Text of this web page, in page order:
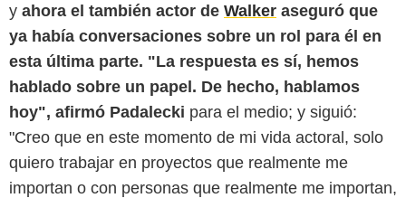
y ahora el también actor de Walker aseguró que
ya había conversaciones sobre un rol para él en
esta última parte. "La respuesta es sí, hemos
hablado sobre un papel. De hecho, hablamos
hoy", afirmó Padalecki para el medio; y siguió:
"Creo que en este momento de mi vida actoral, solo
quiero trabajar en proyectos que realmente me
importan o con personas que realmente me importan,
Warner Bros. Television Distribution